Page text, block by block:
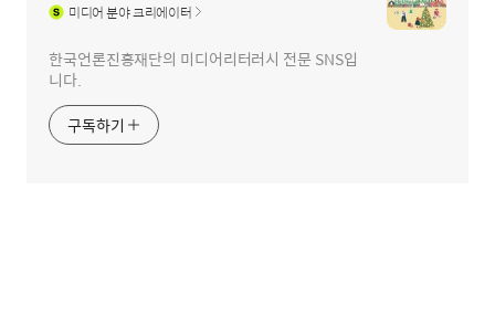
미디어분야 크리에이터
한국언론진흥재단의 미디어리터러시 전문 SNS입
니다.
구독하기